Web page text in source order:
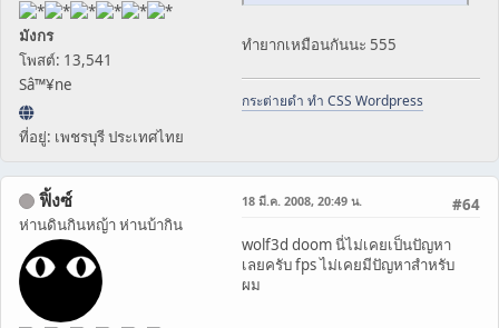
มังกร
โพสต์: 13,541
Sâ™¥ne
ที่อยู่: เพชรบุรี ประเทศไทย
ทำยากเหมือนกันนะ 555
กระต่ายดำ ทำ CSS Wordpress
ฟิ้งซ์
ห่านดินกินหญ้า ห่านบ้ากิน
#64
18 มี.ค. 2008, 20:49 น.
wolf3d doom นี่ไม่เคยเป็นปัญหา
เลยครับ fps ไม่เคยมีปัญหาสำหรับ
ผม